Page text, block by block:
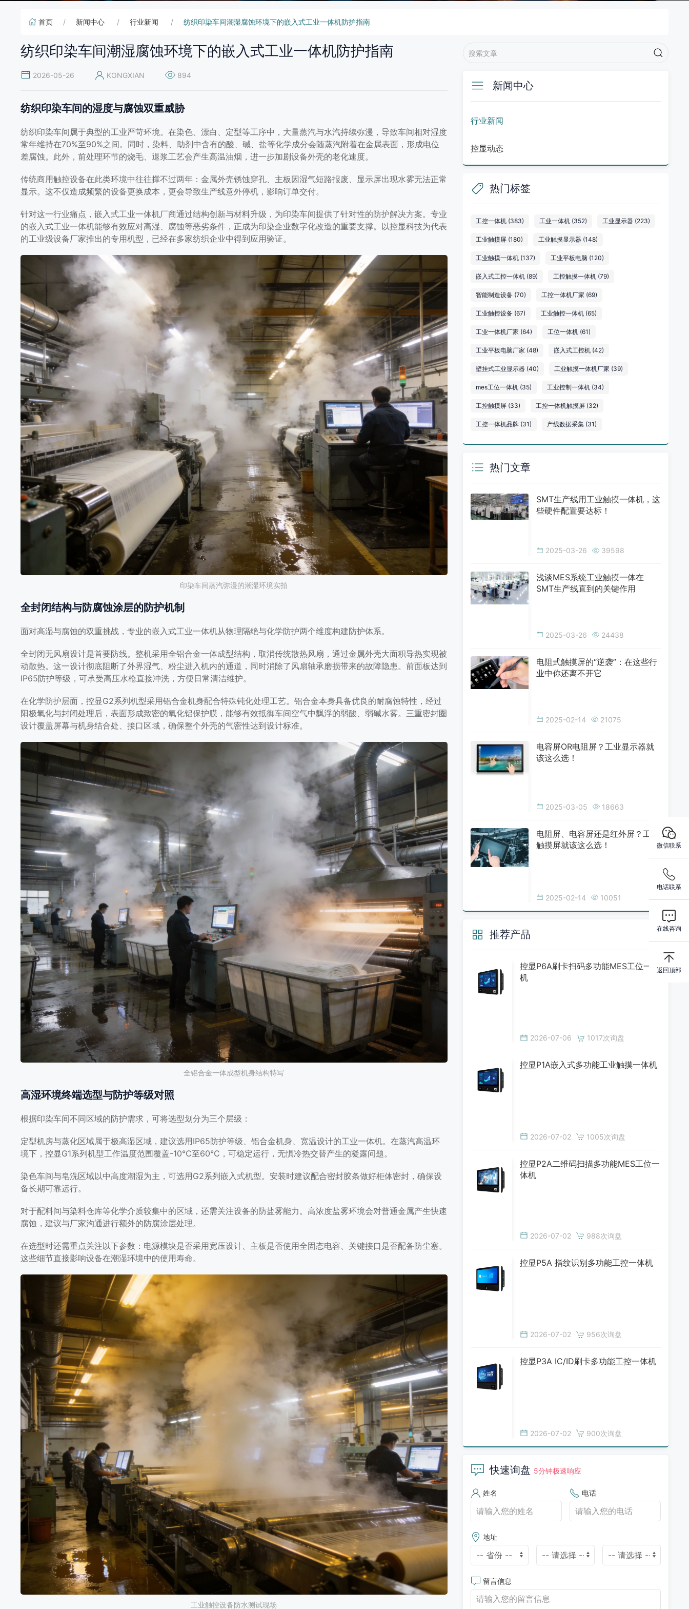
纺织印染车间潮湿腐蚀环境下的嵌入式工业
一体机防护指南
纺织印染车间的湿度与腐蚀双重威胁 纺织印染车间属于典型的工业严苛环境。在染色、漂
白、定型等工序中，大量蒸汽与水汽持续弥漫，导致车间相对湿度常年维持在70%至90
[…]
首页 新闻中心 行业新闻 纺织印染车间潮湿腐蚀环境下的嵌入式工业一体机防护指南
纺织印染车间潮湿腐蚀环境下的嵌入式工业一体机防护指南
2026-05-26 KONGXIAN 894
纺织印染车间的湿度与腐蚀双重威胁
纺织印染车间属于典型的工业严苛环境。在染色、漂白、定型等工序中，大量蒸汽与水汽持续弥漫，导致车间相对湿度
常年维持在70%至90%之间。同时，染料、助剂中含有的酸、碱、盐等化学成分会随蒸汽附着在金属表面，形成电位
差腐蚀。此外，前处理环节的烧毛、退浆工艺会产生高温油烟，进一步加剧设备外壳的老化速度。
传统商用触控设备在此类环境中往往撑不过两年：金属外壳锈蚀穿孔、主板因湿气短路报废、显示屏出现水雾无法正常
显示。这不仅造成频繁的设备更换成本，更会导致生产线意外停机，影响订单交付。
针对这一行业痛点，嵌入式工业一体机厂商通过结构创新与材料升级，为印染车间提供了针对性的防护解决方案。专业
的嵌入式工业一体机能够有效应对高湿、腐蚀等恶劣条件，正成为印染企业数字化改造的重要支撑。以控显科技为代表
的工业级设备厂家推出的专用机型，已经在多家纺织企业中得到应用验证。
印染车间蒸汽弥漫的潮湿环境实拍
全封闭结构与防腐蚀涂层的防护机制
面对高湿与腐蚀的双重挑战，专业的嵌入式工业一体机从物理隔绝与化学防护两个维度构建防护体系。
全封闭无风扇设计是首要防线。整机采用全铝合金一体成型结构，取消传统散热风扇，通过金属外壳大面积导热实现被
动散热。这一设计彻底阻断了外界湿气、粉尘进入机内的通道，同时消除了风扇轴承磨损带来的故障隐患。前面板达到
IP65防护等级，可承受高压水枪直接冲洗，方便日常清洁维护。
在化学防护层面，控显G2系列机型采用铝合金机身配合特殊钝化处理工艺。铝合金本身具备优良的耐腐蚀特性，经过
阳极氧化与封闭处理后，表面形成致密的氧化铝保护膜，能够有效抵御车间空气中飘浮的弱酸、弱碱水雾。三重密封圈
设计覆盖屏幕与机身结合处、接口区域，确保整个外壳的气密性达到设计标准。
全铝合金一体成型机身结构特写
高湿环境终端选型与防护等级对照
根据印染车间不同区域的防护需求，可将选型划分为三个层级：
定型机房与蒸化区域属于极高湿区域，建议选用IP65防护等级、铝合金机身、宽温设计的工业一体机。在蒸汽高温环
境下，控显G1系列机型工作温度范围覆盖-10℃至60℃，可稳定运行，无惧冷热交替产生的凝露问题。
染色车间与皂洗区域以中高度潮湿为主，可选用G2系列嵌入式机型。安装时建议配合密封胶条做好柜体密封，确保设
备长期可靠运行。
对于配料间与染料仓库等化学介质较集中的区域，还需关注设备的防盐雾能力。高浓度盐雾环境会对普通金属产生快速
腐蚀，建议与厂家沟通进行额外的防腐涂层处理。
在选型时还需重点关注以下参数：电源模块是否采用宽压设计、主板是否使用全固态电容、关键接口是否配备防尘塞。
这些细节直接影响设备在潮湿环境中的使用寿命。
工业触控设备防水测试现场
新闻中心
行业新闻
控显动态
热门标签
工控一体机(383) 工业一体机(352) 工业显示器(223)
工业触摸屏(180) 工业触摸显示器(148)
工业触摸一体机(137) 工业平板电脑 (120)
嵌入式工控一体机(89) 工控触摸一体机(79)
智能制造设备(70) 工控一体机厂家 (69)
工业触控设备(67) 工业触控一体机(65)
工业一体机厂家 (64) 工位一体机(61)
工业平板电脑厂家 (48) 嵌入式工控机(42)
壁挂式工业显示器(40) 工业触摸一体机厂家 (39)
mes工位一体机(35) 工业控制一体机(34)
工控触摸屏(33) 工控一体机触摸屏(32)
工控一体机品牌(31) 产线数据采集(31)
热门文章
SMT生产线用工业触摸一体机，这
些硬件配置要达标！
2025-03-26 39598
浅谈MES系统工业触摸一体在
SMT生产线直到的关键作用
2025-03-26 24438
电阻式触摸屏的“逆袭”：在这些行
业中你还离不开它
2025-02-14 21075
电容屏OR电阻屏？工业显示器就
该这么选！
2025-03-05 18663
电阻屏、电容屏还是红外屏？工业
触摸屏就该这么选！
2025-02-14 10051
推荐产品
控显P6A刷卡扫码多功能MES工位一体
机
2026-07-06 1017次询盘
控显P1A嵌入式多功能工业触摸一体机
2026-07-02 1005次询盘
控显P2A二维码扫描多功能MES工位一
体机
2026-07-02 988次询盘
控显P5A 指纹识别多功能工控一体机
2026-07-02 956次询盘
控显P3A IC/ID刷卡多功能工控一体机
2026-07-02 900次询盘
快速询盘 5分钟极速响应
姓名 电话
地址
留言信息
微信联系
电话联系
在线咨询
返回顶部